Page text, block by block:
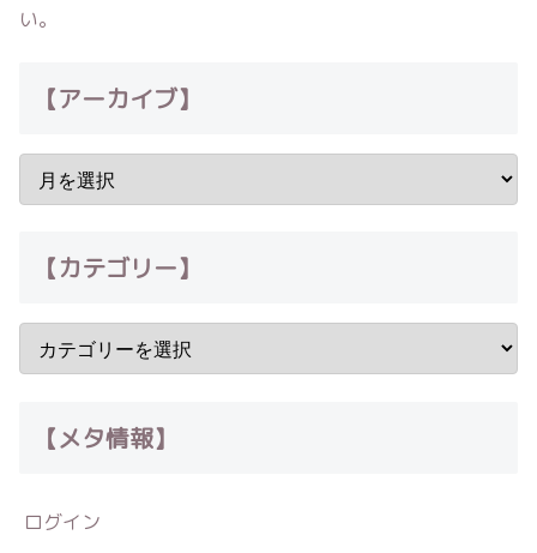
い。
【アーカイブ】
【カテゴリー】
【メタ情報】
ログイン